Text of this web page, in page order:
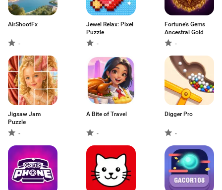
AirShootFx
-
Jewel Relax: Pixel
Puzzle
-
Fortune's Gems
Ancestral Gold
-
Jigsaw Jam
Puzzle
-
A Bite of Travel
-
Digger Pro
-